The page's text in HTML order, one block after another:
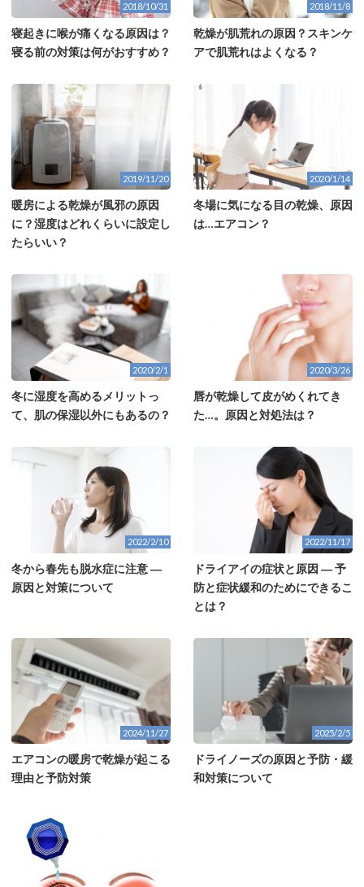
2018/10/31
寝起きに喉が痛くなる原因は？
寝る前の対策は何がおすすめ？
2018/11/8
乾燥が肌荒れの原因？スキンケ
アで肌荒れはよくなる？
2019/11/20
暖房による乾燥が風邪の原因
に？湿度はどれくらいに設定し
たらいい？
2020/1/14
冬場に気になる目の乾燥、原因
は…エアコン？
2020/2/1
冬に湿度を高めるメリットっ
て、肌の保湿以外にもあるの？
2020/3/26
唇が乾燥して皮がめくれてき
た…。原因と対処法は？
2022/2/10
冬から春先も脱水症に注意 ―
原因と対策について
2022/11/17
ドライアイの症状と原因 ― 予
防と症状緩和のためにできるこ
とは？
2024/11/27
エアコンの暖房で乾燥が起こる
理由と予防対策
2025/2/5
ドライノーズの原因と予防・緩
和対策について